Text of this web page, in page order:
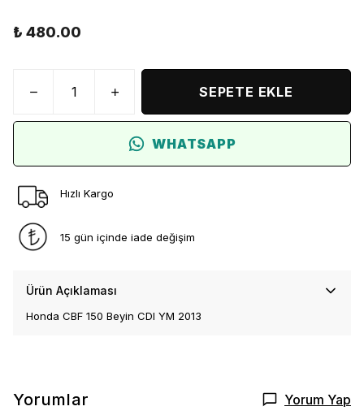
₺ 480.00
SEPETE EKLE
WHATSAPP
Hızlı Kargo
15 gün içinde iade değişim
Ürün Açıklaması
Honda CBF 150 Beyin CDI YM 2013
Yorumlar Yorum Yap